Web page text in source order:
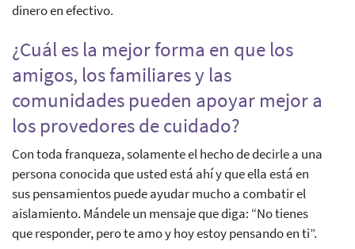
dinero en efectivo.
¿Cuál es la mejor forma en que los
amigos, los familiares y las
comunidades pueden apoyar mejor a
los provedores de cuidado?
Con toda franqueza, solamente el hecho de decirle a una
persona conocida que usted está ahí y que ella está en
sus pensamientos puede ayudar mucho a combatir el
aislamiento. Mándele un mensaje que diga: “No tienes
que responder, pero te amo y hoy estoy pensando en ti”.